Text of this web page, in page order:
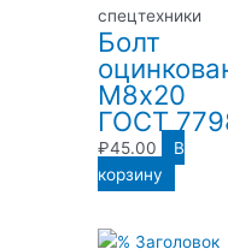
спецтехники
Болт
М8х20
ГОСТ
₽45.00
В
корзину